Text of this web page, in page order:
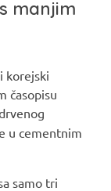
manjim
korejski
časopisu
u cementnim
samo tri